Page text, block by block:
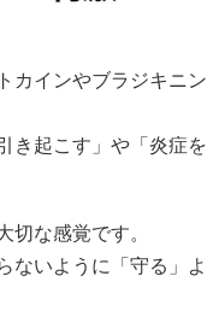
カインやブラジキニン
き起こす」や「炎症を
切な感覚です。
ないように「守る」よ